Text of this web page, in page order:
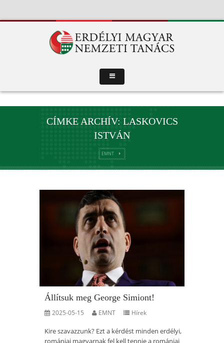
CÍMKE ARCHÍV: LASKOVICS
ISTVÁN
EMNT
Állítsuk meg George Simiont!
2025-05-15 EMNT Hírek
Kire szavazzunk? Ezt a kérdést minden erdélyi,
romániai magyarnak fel kell tennie a romániai